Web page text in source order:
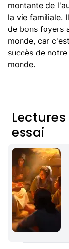
montante de
la vie familiale.
de bons foyers
monde, car
succès de
monde.
essai